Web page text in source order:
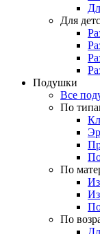
Для
Подушки
Все
По
По
Из
По